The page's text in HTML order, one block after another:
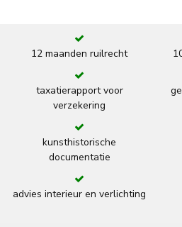
12 maanden ruilrecht
taxatierapport voor
verzekering
kunsthistorische
documentatie
advies interieur en verlichting